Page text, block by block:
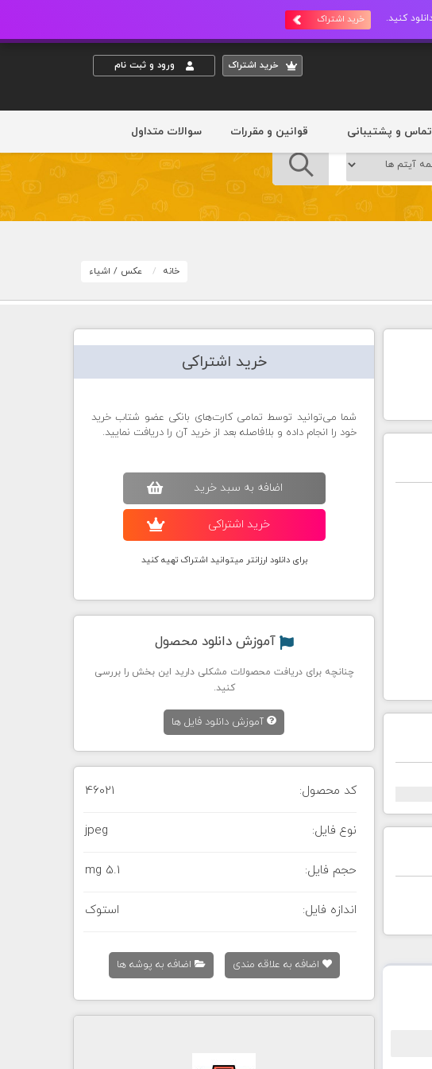
خرید اشتراک
خريد اشتراک ورود و ثبت نام
تماس و پشتیبانی قوانین و مقررات سوالات متداول
خانه عکس / اشیاء
خرید اشتراکی
شما می‌توانید توسط تمامی کارت‌های بانکی عضو شتاب خرید
خود را انجام داده و بلافاصله بعد از خرید آن را دریافت نمایید.
اضافه به سبد خريد
خريد اشتراکی
برای دانلود ارزانتر میتوانید اشتراک تهیه کنید
آموزش دانلود محصول
چنانچه برای دریافت محصولات مشکلی دارید این بخش را بررسی
کنید.
آموزش دانلود فایل ها
کد محصول: 46021
نوع فایل: jpeg
حجم فایل: 5.1 mg
اندازه فایل: استوک
اضافه به علاقه مندی اضافه به پوشه ها